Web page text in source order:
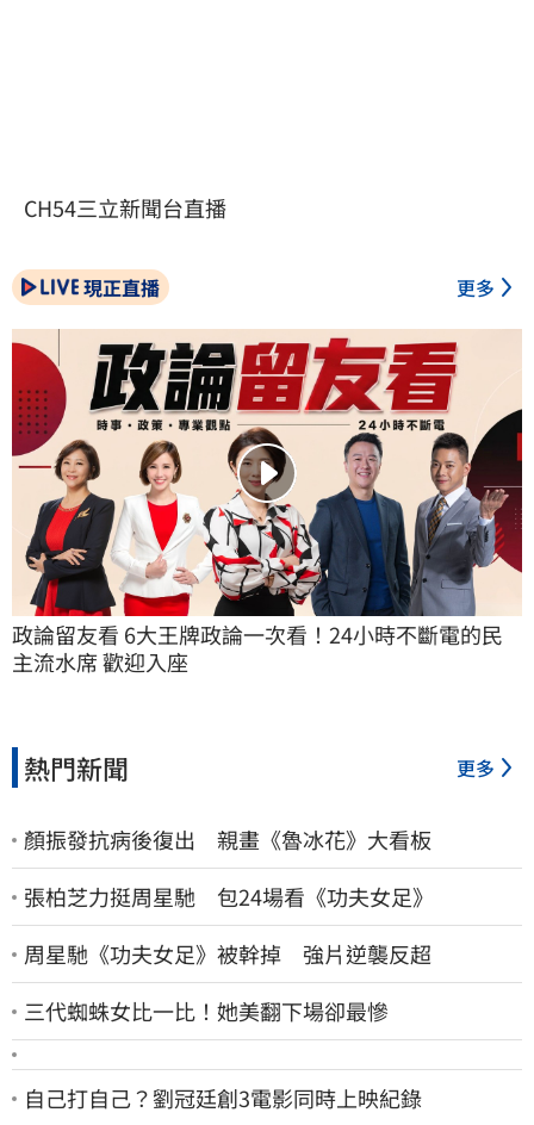
CH54三立新聞台直播
現正直播 更多
政論留友看 6大王牌政論一次看！24小時不斷電的民
主流水席 歡迎入座
熱門新聞 更多
顏振發抗病後復出 親畫《魯冰花》大看板
張柏芝力挺周星馳 包24場看《功夫女足》
周星馳《功夫女足》被幹掉 強片逆襲反超
三代蜘蛛女比一比！她美翻下場卻最慘
自己打自己？劉冠廷創3電影同時上映紀錄